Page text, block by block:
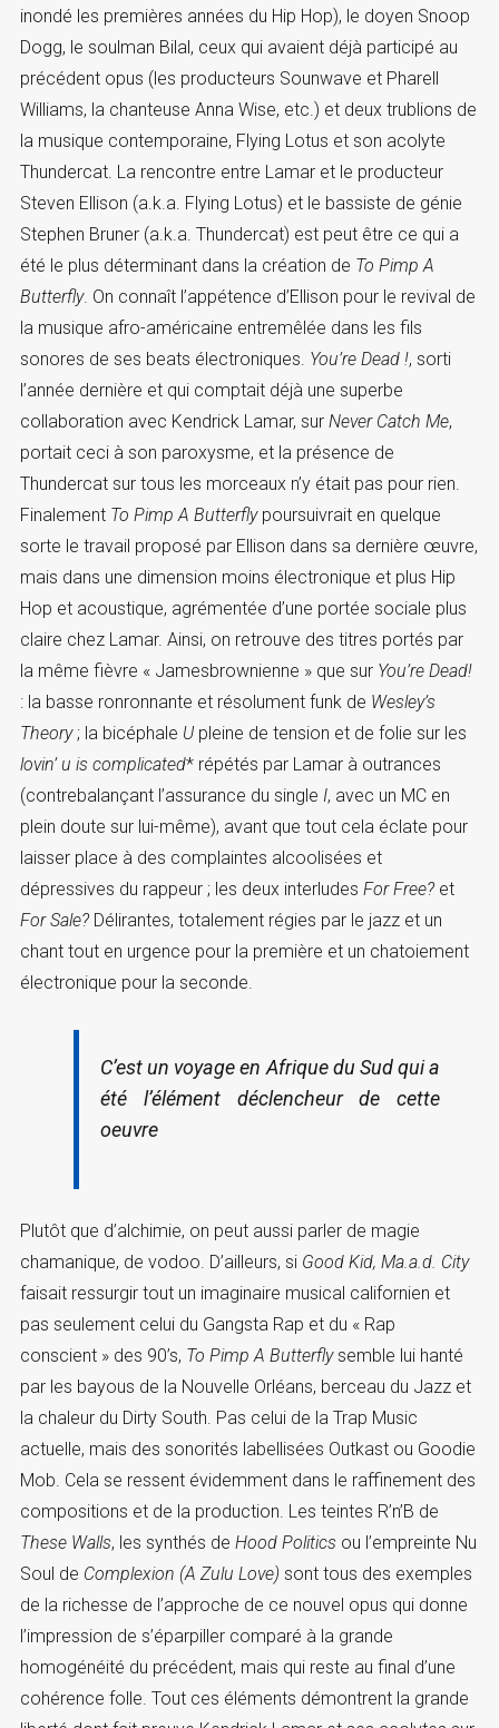
inondé les premières années du Hip Hop), le doyen Snoop
Dogg, le soulman Bilal, ceux qui avaient déjà participé au
précédent opus (les producteurs Sounwave et Pharell
Williams, la chanteuse Anna Wise, etc.) et deux trublions de
la musique contemporaine, Flying Lotus et son acolyte
Thundercat. La rencontre entre Lamar et le producteur
Steven Ellison (a.k.a. Flying Lotus) et le bassiste de génie
Stephen Bruner (a.k.a. Thundercat) est peut être ce qui a
été le plus déterminant dans la création de To Pimp A
Butterfly. On connaît l’appétence d’Ellison pour le revival de
la musique afro-américaine entremêlée dans les fils
sonores de ses beats électroniques. You’re Dead !, sorti
l’année dernière et qui comptait déjà une superbe
collaboration avec Kendrick Lamar, sur Never Catch Me,
portait ceci à son paroxysme, et la présence de
Thundercat sur tous les morceaux n’y était pas pour rien.
Finalement To Pimp A Butterflypoursuivrait en quelque
sorte le travail proposé par Ellison dans sa dernière œuvre,
mais dans une dimension moins électronique et plus Hip
Hop et acoustique, agrémentée d’une portée sociale plus
claire chez Lamar. Ainsi, on retrouve des titres portés par
la même fièvre « Jamesbrownienne » que sur You’re Dead!
: la basse ronronnante et résolument funk de Wesley’s
Theory; la bicéphale U pleine de tension et de folie sur les
lovin’ u is complicated* répétés par Lamar à outrances
(contrebalançant l’assurance du single I, avec un MC en
plein doute sur lui-même), avant que tout cela éclate pour
laisser place à des complaintes alcoolisées et
dépressives du rappeur ; les deux interludes For Free?et
For Sale?Délirantes, totalement régies par le jazz et un
chant tout en urgence pour la première et un chatoiement
électronique pour la seconde.
C’est un voyage en Afrique du Sud qui a
été l’élément déclencheur de cette
oeuvre
Plutôt que d’alchimie, on peut aussi parler de magie
chamanique, de vodoo. D’ailleurs, si Good Kid, Ma.a.d. City
faisait ressurgir tout un imaginaire musical californien et
pas seulement celui du Gangsta Rap et du « Rap
conscient » des 90’s, To Pimp A Butterflysemble lui hanté
par les bayous de la Nouvelle Orléans, berceau du Jazz et
la chaleur du Dirty South. Pas celui de la Trap Music
actuelle, mais des sonorités labellisées Outkast ou Goodie
Mob. Cela se ressent évidemment dans le raffinement des
compositions et de la production. Les teintes R’n’B de
These Walls, les synthés de Hood Politics ou l’empreinte Nu
Soul de Complexion (A Zulu Love) sont tous des exemples
de la richesse de l’approche de ce nouvel opus qui donne
l’impression de s’éparpiller comparé à la grande
homogénéité du précédent, mais qui reste au final d’une
cohérence folle. Tout ces éléments démontrent la grande